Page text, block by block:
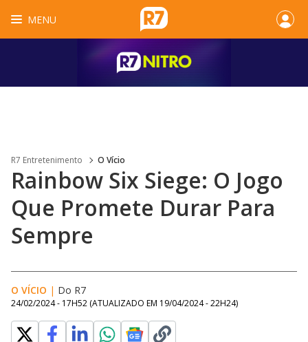
MENU
R7 Entretenimento O Vício
Rainbow Six Siege: O Jogo
Que Promete Durar Para
Sempre
O VÍCIO | Do R7
24/02/2024 - 17H52 (ATUALIZADO EM 19/04/2024 - 22H24)